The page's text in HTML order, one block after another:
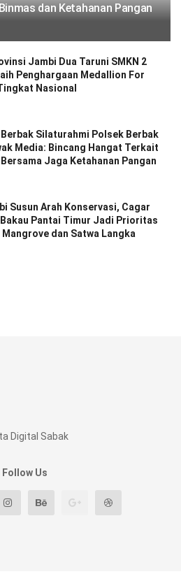
dan Ketahanan Pangan
Jambi Dua Taruni SMKN 2
Penghargaan Medallion For
Nasional
Silaturahmi Polsek Berbak
Media: Bincang Hangat Terkait
Jaga Ketahanan Pangan
Susun Arah Konservasi, Cagar
Pantai Timur Jadi Prioritas
dan Satwa Langka
Digital Sabak
Follow Us